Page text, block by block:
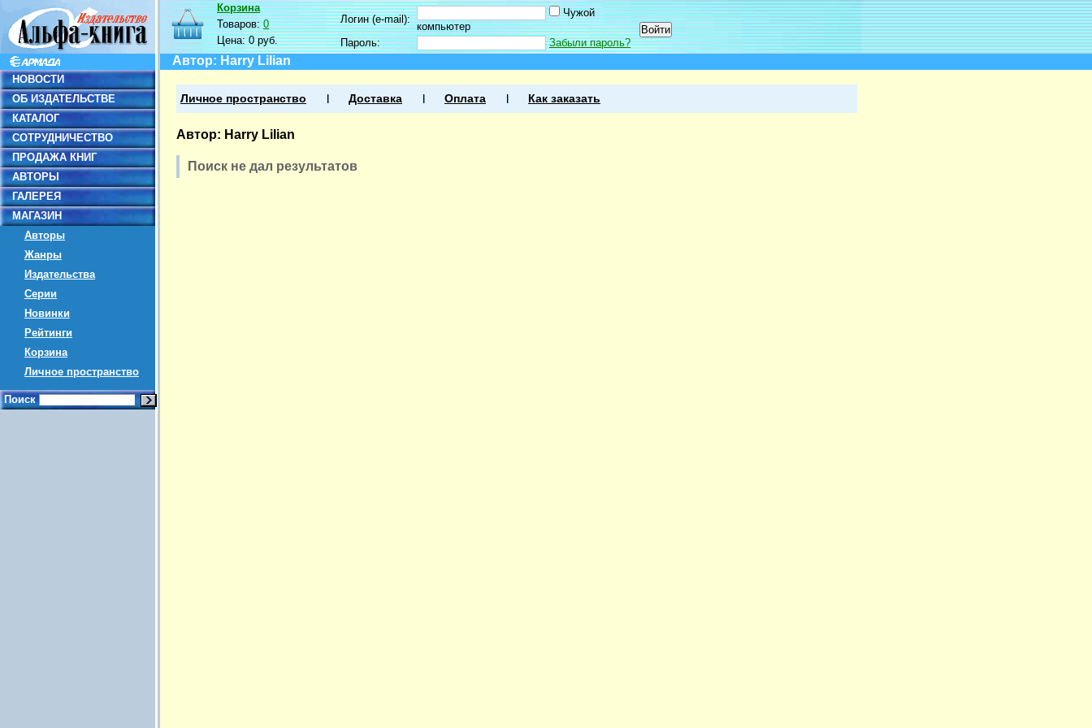
НОВОСТИ
ОБ ИЗДАТЕЛЬСТВЕ
КАТАЛОГ
СОТРУДНИЧЕСТВО
ПРОДАЖА КНИГ
АВТОРЫ
ГАЛЕРЕЯ
МАГАЗИН
Авторы
Жанры
Издательства
Серии
Новинки
Рейтинги
Корзина
Личное пространство
Поиск
Корзина
Товаров:0
Цена:0 руб.
Логин (e-mail):
Чужой
компьютер
Пароль:
Забыли пароль?
Автор: Harry Lilian
Личное пространство Доставка Оплата Как заказать
Автор: Harry Lilian
Поиск не дал результатов